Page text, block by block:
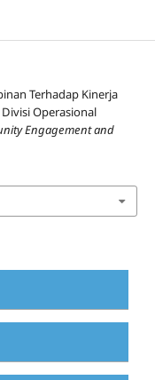
Terhadap Kinerja
Operasional
Engagement and